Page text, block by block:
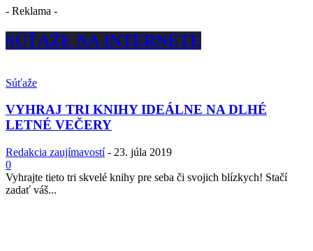
- Reklama -
SÚŤAŽE NA INTERNETE
Súťaže
VYHRAJ TRI KNIHY IDEÁLNE NA DLHÉ
LETNÉ VEČERY
Redakcia zaujímavostí - 23. júla 2019
0
Vyhrajte tieto tri skvelé knihy pre seba či svojich blízkych! Stačí
zadať váš...